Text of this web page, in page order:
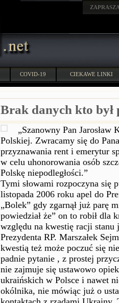
COVID-19 CIEKAWE LINKI
Brak danych kto był
„Szanowny Pan
Polskiej. Zwracamy się do
przyznawania rent i emerytur
w celu uhonorowania osób
Polskę niepodległości.”
Tymi słowami rozpoczyna się
listopada 2006 roku apel do
„Bolek” gdy zgarnął już parę
powiedział że” on to robił dla
względu na kwestię racji
Prezydenta RP. Marszałek
kwestią też może poczuć się
padnie pytanie , z prostej
nie zajmuje się ustawowo
ukraińskich w Polsce i nawet
okólnika, nie mówiąc już o